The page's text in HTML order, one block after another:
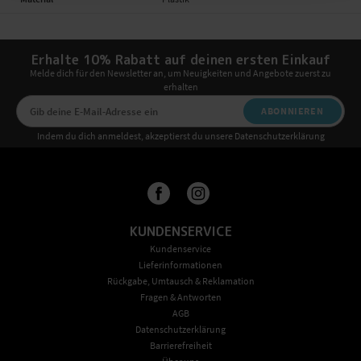
Erhalte 10% Rabatt auf deinen ersten Einkauf
Melde dich für den Newsletter an, um Neuigkeiten und Angebote zuerst zu
erhalten
ABONNIEREN
Indem du dich anmeldest, akzeptierst du unsere Datenschutzerklärung
KUNDENSERVICE
Kundenservice
Lieferinformationen
Rückgabe, Umtausch & Reklamation
Fragen & Antworten
AGB
Datenschutzerklärung
Barrierefreiheit